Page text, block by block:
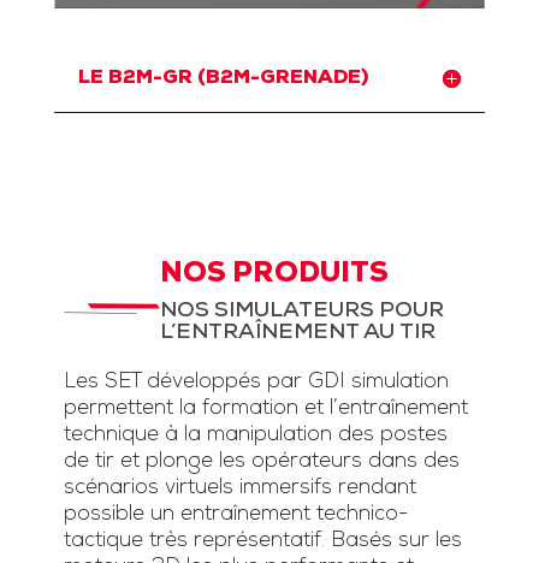
LE B2M-GR (B2M-GRENADE)
NOS PRODUITS
NOS SIMULATEURS POUR
L’ENTRAÎNEMENT AU TIR
Les SET développés par GDI simulation
permettent la formation et l’entraînement
technique à la manipulation des postes
de tir et plonge les opérateurs dans des
scénarios virtuels immersifs rendant
possible un entraînement technico-
tactique très représentatif. Basés sur les